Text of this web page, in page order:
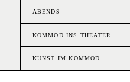
ABENDS
KOMMOD INS THEATER
KUNST IM KOMMOD